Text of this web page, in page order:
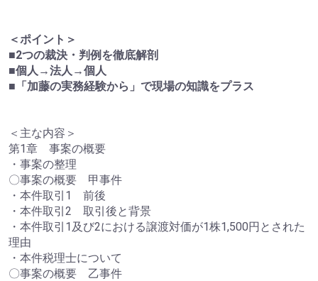
＜ポイント＞
■2つの裁決・判例を徹底解剖
■個人→法人→個人
■「加藤の実務経験から」で現場の知識をプラス
＜主な内容＞
第1章 事案の概要
・事案の整理
〇事案の概要 甲事件
・本件取引1 前後
・本件取引2 取引後と背景
・本件取引1及び2における譲渡対価が1株1,500円とされた
理由
・本件税理士について
〇事案の概要 乙事件